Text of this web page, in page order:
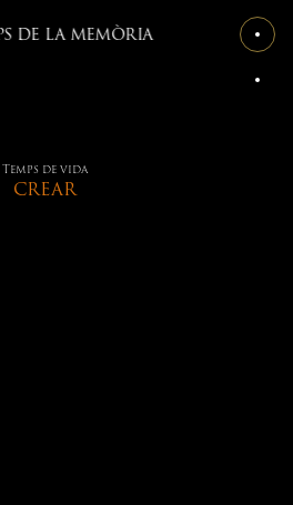
DE LA MEMÒRIA
Temps de vida
CREAR